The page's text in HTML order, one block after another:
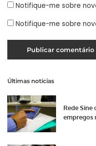
Notifique-me sobre
Notifique-me sobre
Últimas notícias
Rede Sine
empregos